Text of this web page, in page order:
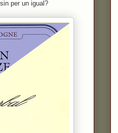
per un igual?